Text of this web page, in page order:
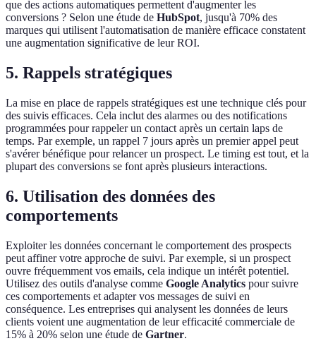
que des actions automatiques permettent d'augmenter les
conversions ? Selon une étude de HubSpot, jusqu'à 70% des
marques qui utilisent l'automatisation de manière efficace constatent
une augmentation significative de leur ROI.
5. Rappels stratégiques
La mise en place de rappels stratégiques est une technique clés pour
des suivis efficaces. Cela inclut des alarmes ou des notifications
programmées pour rappeler un contact après un certain laps de
temps. Par exemple, un rappel 7 jours après un premier appel peut
s'avérer bénéfique pour relancer un prospect. Le timing est tout, et la
plupart des conversions se font après plusieurs interactions.
6. Utilisation des données des
comportements
Exploiter les données concernant le comportement des prospects
peut affiner votre approche de suivi. Par exemple, si un prospect
ouvre fréquemment vos emails, cela indique un intérêt potentiel.
Utilisez des outils d'analyse comme Google Analytics pour suivre
ces comportements et adapter vos messages de suivi en
conséquence. Les entreprises qui analysent les données de leurs
clients voient une augmentation de leur efficacité commerciale de
15% à 20% selon une étude de Gartner.